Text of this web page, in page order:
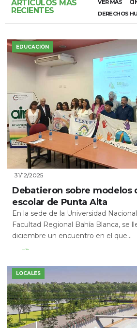
ARTÍCULOS MÁS
RECIENTES
VER MÁS
DERECHOS
EDUCACIÓN
31/12/2025
Debatieron sobre modelos
escolar de Punta Alta
En la sede de la Universidad
Facultad Regional Bahía Blanca, se
diciembre un encuentro en el que...
Leer Más
LOCALES